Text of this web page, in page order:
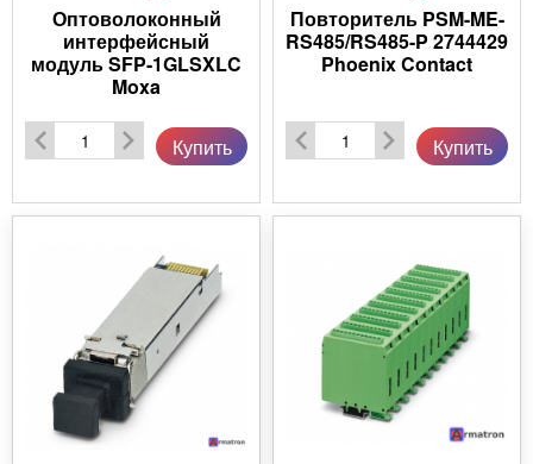
Оптоволоконный
интерфейсный
модуль SFP-1GLSXLC
Moxa
Купить
Повторитель PSM-ME-
RS485/RS485-P 2744429
Phoenix Contact
Купить